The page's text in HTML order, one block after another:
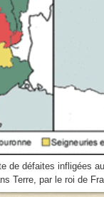
de défaites infligées
Terre, par le roi de